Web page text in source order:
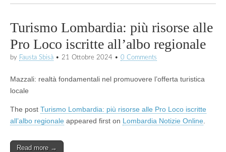
Turismo Lombardia: più risorse alle
Pro Loco iscritte all’albo regionale
by Fausta Sbisà • 21 Ottobre 2024 • 0 Comments
Mazzali: realtà fondamentali nel promuovere l’offerta turistica
locale
The post Turismo Lombardia: più risorse alle Pro Loco iscritte
all’albo regionale appeared first on Lombardia Notizie Online
Read more →